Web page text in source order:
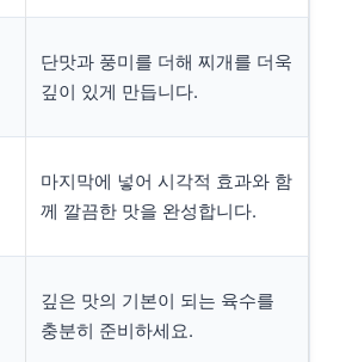
단맛과 풍미를 더해 찌개를 더욱
깊이 있게 만듭니다.
마지막에 넣어 시각적 효과와 함
께 깔끔한 맛을 완성합니다.
깊은 맛의 기본이 되는 육수를
충분히 준비하세요.